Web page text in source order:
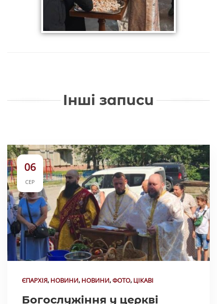
Інші записи
06
СЕР
ЄПАРХІЯ, НОВИНИ, НОВИНИ,ФОТО, ЦІКАВІ
Богослужіння у церкві